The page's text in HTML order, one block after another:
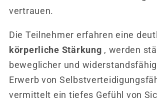
vertrauen.
Die Teilnehmer erfahren eine
körperliche Stärkung , werden
beweglicher und
Erwerb von
vermittelt ein tiefes Gefühl von